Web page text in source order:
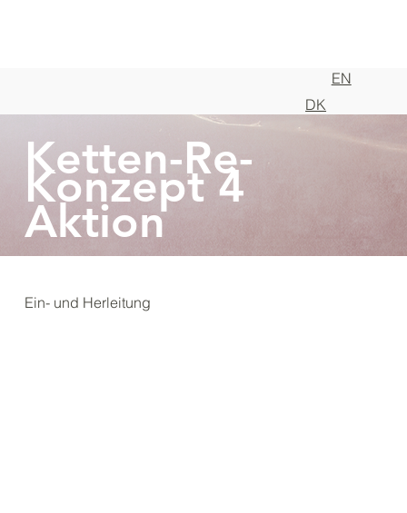
Ketten-Re-
Aktion
Konzept 4
DK
EN
Ein- und Herleitung